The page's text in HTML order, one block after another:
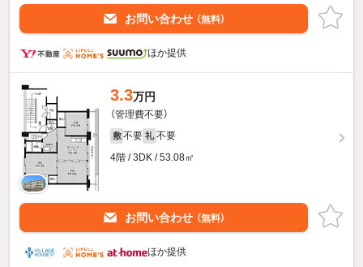
お問い合わせ （無料）
ほか提供
3.3万円
（管理費不要）
敷 不要 礼 不要
4階 / 3DK / 53.08㎡
お問い合わせ （無料）
ほか提供